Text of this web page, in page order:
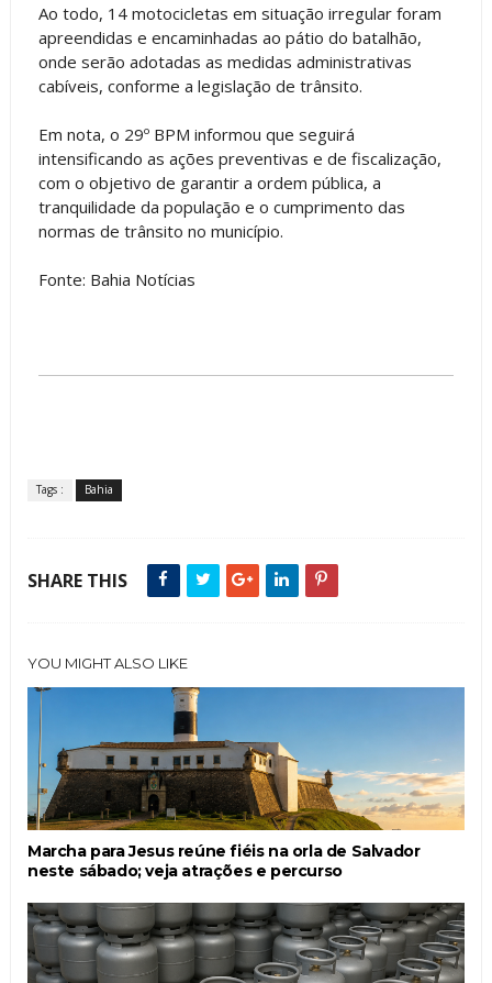
Ao todo, 14 motocicletas em situação irregular foram
apreendidas e encaminhadas ao pátio do batalhão,
onde serão adotadas as medidas administrativas
cabíveis, conforme a legislação de trânsito.
Em nota, o 29º BPM informou que seguirá
intensificando as ações preventivas e de fiscalização,
com o objetivo de garantir a ordem pública, a
tranquilidade da população e o cumprimento das
normas de trânsito no município.
Fonte: Bahia Notícias
Tags : Bahia
SHARE THIS
YOU MIGHT ALSO LIKE
Marcha para Jesus reúne fiéis na orla de Salvador
neste sábado; veja atrações e percurso